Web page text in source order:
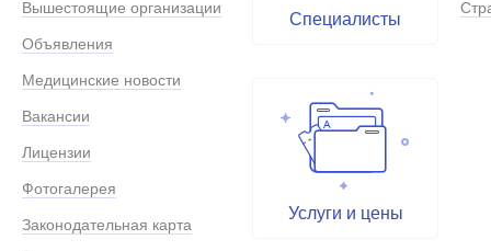
Вышестоящие организации
Объявления
Медицинские новости
Вакансии
Лицензии
Фотогалерея
Законодательная карта
Специалисты
Услуги и цены